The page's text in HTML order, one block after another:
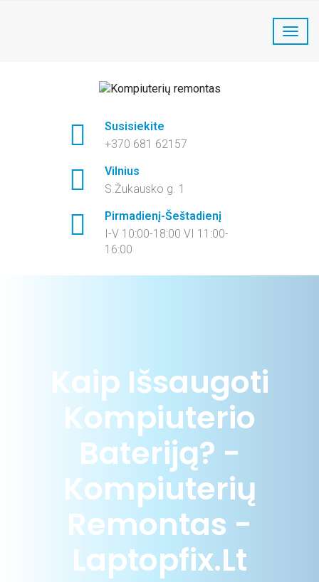
+370 681 62157
Susisiekite
+370 681 62157
Vilnius
S.Žukausko g. 1
Pirmadienį-Šeštadienį
I-V 10:00-18:00 VI 11:00-
16:00
Kaip Išsaugoti
Kompiuterio
Bateriją? -
Kompiuterių
Remontas -
Laptopfix.lt